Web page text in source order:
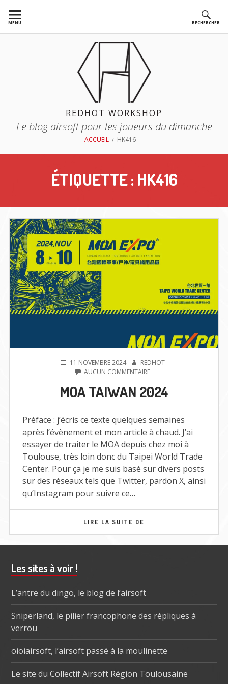
auMENU RECHERCHER
REDHOT WORKSHOP
Le blog airsoft pour les joueurs du dimanche
ACCUEIL HK416
ÉTIQUETTE : HK416
PUBLIÉ11 NOVEMBRE 2024 AUTEUR
REDHOT
AUCUN COMMENTAIRESUR
TAIWAN
2024
MOA TAIWAN 2024
Préface : j’écris ce texte quelques semaines
après l’évènement et mon article à chaud. J’ai
essayer de traiter le MOA depuis chez moi à
Toulouse, très loin donc du Taipei World Trade
Center. Pour ça je me suis basé sur divers posts
sur des réseaux tels que Twitter, pardon X, ainsi
qu’Instagram pour suivre ce…
LIRE LA SUITE DE
Barre
subsidiaire
Les sites à voir !
L’antre du dingo, le blog de l’airsoft
Sniperland, le pilier francophone des répliques à
verrou
oioiairsoft, l’airsoft passé à la moulinette
Le site du Collectif Airsoft Région Toulousaine